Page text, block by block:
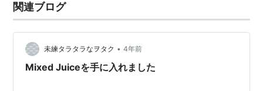
関連ブログ
未練タラタラなヲタク • 4年前
Mixed Juiceを手に入れました